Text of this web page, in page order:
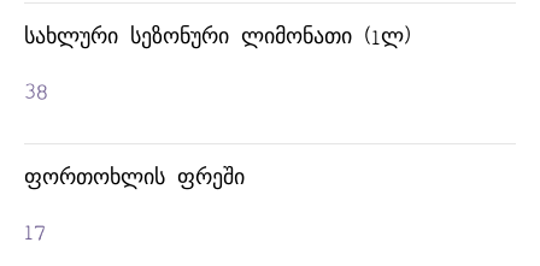
ᲡᲐᲮᲚᲣᲠᲘ ᲡᲔᲖᲝᲜᲣᲠᲘ ᲚᲘᲛᲝᲜᲐᲗᲘ (1Ლ)
38
ᲤᲝᲠᲗᲝᲮᲚᲘᲡ ᲤᲠᲔᲨᲘ
17